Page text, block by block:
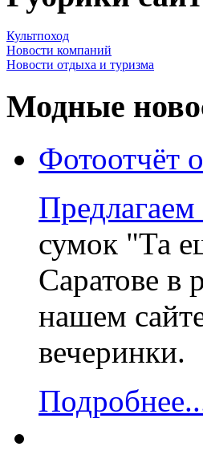
Культпоход
Новости компаний
Новости отдыха и туризма
Модные
Фотоотчёт
сумок "Та
Саратове в
нашем
вечеринки.